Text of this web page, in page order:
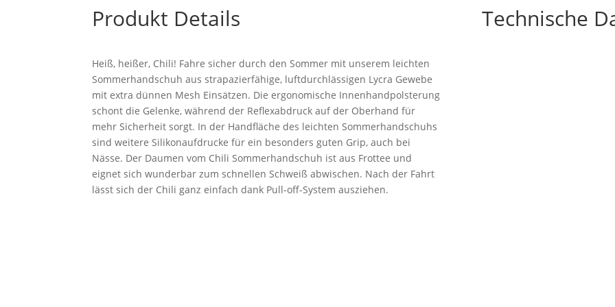
Produkt Details
Heiß, heißer, Chili! Fahre sicher durch den Sommer mit unserem leichten
Sommerhandschuh aus strapazierfähige, luftdurchlässigen Lycra Gewebe
mit extra dünnen Mesh Einsätzen. Die ergonomische Innenhandpolsterung
schont die Gelenke, während der Reflexabdruck auf der Oberhand für
mehr Sicherheit sorgt. In der Handfläche des leichten Sommerhandschuhs
sind weitere Silikonaufdrucke für ein besonders guten Grip, auch bei
Nässe. Der Daumen vom Chili Sommerhandschuh ist aus Frottee und
eignet sich wunderbar zum schnellen Schweiß abwischen. Nach der Fahrt
lässt sich der Chili ganz einfach dank Pull-off-System ausziehen.
Technische